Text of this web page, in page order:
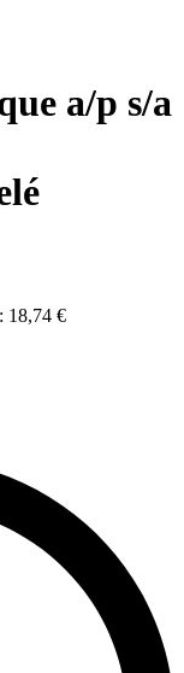
a/p s/a
18,74 €